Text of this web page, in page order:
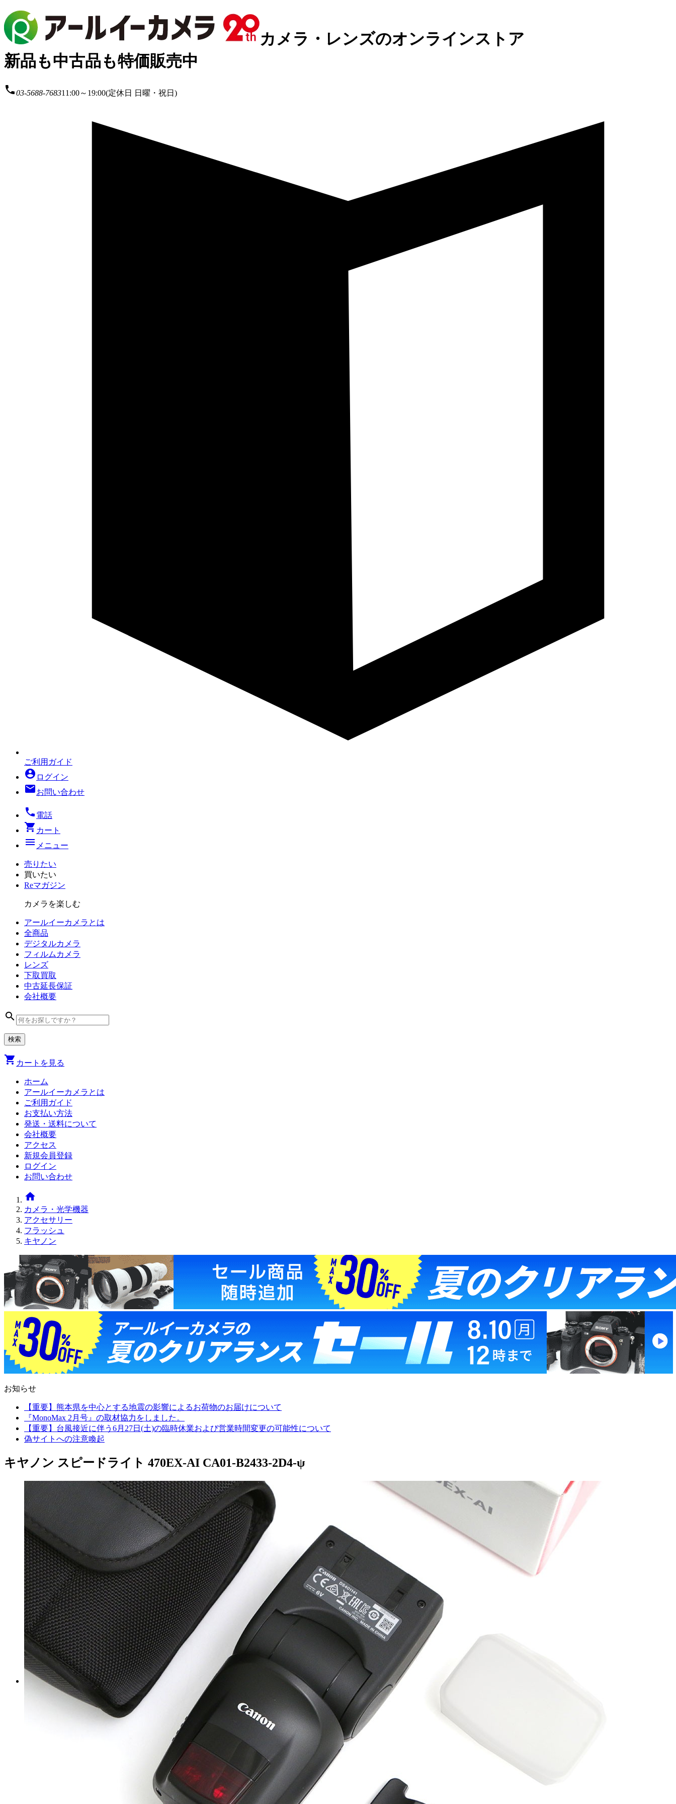
カメラ・レンズのオンラインストア
新品も中古品も特価販売中
local_phone03-5688-768311:00～19:00(定休日 日曜・祝日)
ご利用ガイド
account_circle ログイン
mailお問い合わせ
local_phone 電話
shopping_cart カート
menu メニュー
売りたい
買いたい
Reマガジン
カメラを楽しむ
アールイーカメラとは
全商品
デジタルカメラ
フィルム カメラ
レンズ
下取買取
中古延長保証
会社概要
search
shopping_cart カートを見る
ホーム
アールイーカメラとは
ご利用ガイド
お支払い方法
発送・送料について
会社概要
アクセス
新規会員登録
ログイン
お問い合わせ
home
カメラ・光学機器
アクセサリー
フラッシュ
キヤノン
お知らせ
【重要】熊本県を中心とする地震の影響によるお荷物のお届けについて
『MonoMax 2月号』の取材協力をしました。
【重要】台風接近に伴う6月27日(土)の臨時休業および営業時間変更の可能性について
偽サイトへの注意喚起
キヤノン スピードライト 470EX-AI CA01-B2433-2D4-ψ